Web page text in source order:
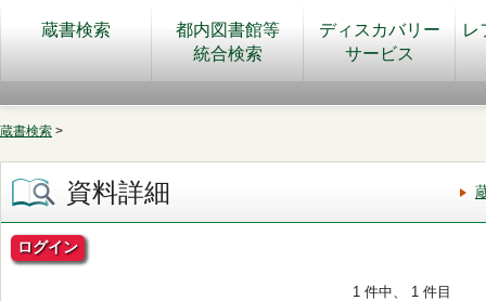
蔵書検索
都内図書館等
統合検索
ディスカバリー
サービス
レ
蔵書検索 >
資料詳細
ログイン
1 件中、 1 件目